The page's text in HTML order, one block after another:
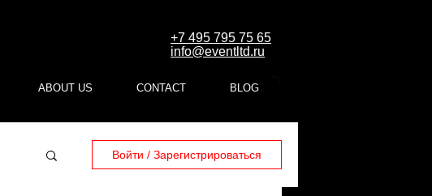
Войти / Зарегистрироваться
+7 495 795 75 65
info@eventltd.ru
ABOUT US CONTACT BLOG